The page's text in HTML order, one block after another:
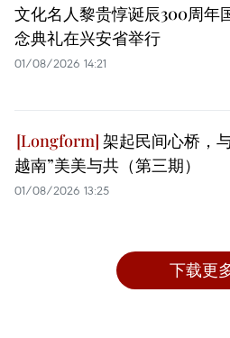
文化名人黎贵惇诞辰300周年
念典礼在兴安省举行
01/08/2026 14:21
架起民间心桥，
越南”美美与共（第三期）
01/08/2026 13:25
下载更